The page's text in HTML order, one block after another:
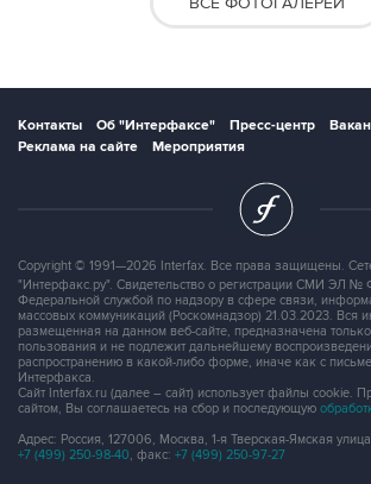
Контакты Об "Интерфаксе" Пресс-центр
Реклама на сайте
Мероприятия
Copyright © 1991—2026 Interfax. Все права защищены.
"Интерфакс.ру". Свидетельство о регистрации СМИ ЭЛ
Федеральной службой по надзору в сфере связи,
массовых коммуникаций (Роскомнадзор) 21.03.2023. Вся
размещенная на данном веб-сайте, предназначена
пользования и не подлежит дальнейшему
распространению в какой-либо форме, иначе как с
Интерфакса.
Сайт Interfax.ru (далее – сайт) использует файлы cookie.
сайтом, Вы соглашаетесь на сбор и последующую
Адрес: Россия, 127006, Москва, 1-я Тверская-Ямская
+7 (499) 250-98-40, факс: +7 (499) 250-97-27